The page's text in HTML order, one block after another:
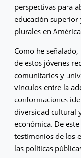
perspectivas para
educación superior
plurales en
Como he
de estos jóvenes
comunitarios y
vínculos entre la
conformaciones
diversidad cultural
económica. De
testimonios de los
las políticas